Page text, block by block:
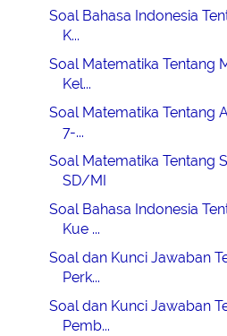
Soal Bahasa Indonesia
K...
Soal Matematika Tentang
Kel...
Soal Matematika Tentang
7-...
Soal Matematika Tentang
SD/MI
Soal Bahasa Indonesia
Kue ...
Soal dan Kunci Jawaban
Perk...
Soal dan Kunci Jawaban
Pemb...